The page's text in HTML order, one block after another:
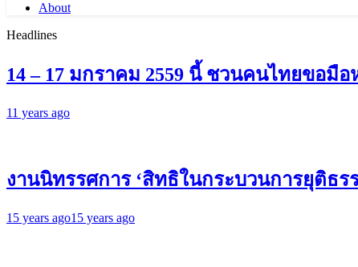
About
Headlines
14 – 17 มกราคม 2559 นี้ ชวนคนไทยขอมือ
11 years ago
งานนิทรรศการ ‘สิทธิในกระบวนการยุติธ
15 years ago15 years ago